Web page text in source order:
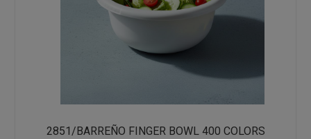
2851/BARREÑO FINGER BOWL 400 COLORS